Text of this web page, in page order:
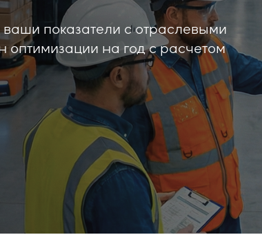
показатели с отраслевыми
на год с расчетом